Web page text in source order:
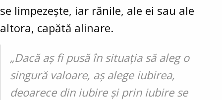
se limpezește, iar rănile, ale ei sau ale
altora, capătă alinare.
„Dacă aș fi pusă în situația să aleg o
singură valoare, aș alege iubirea,
deoarece din iubire și prin iubire se